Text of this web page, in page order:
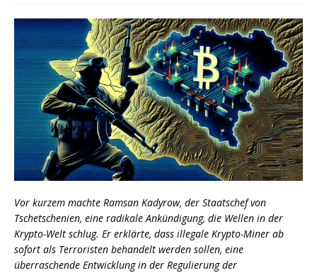
Vor kurzem machte Ramsan Kadyrow, der Staatschef von
Tschetschenien, eine radikale Ankündigung, die Wellen in der
Krypto-Welt schlug. Er erklärte, dass illegale Krypto-Miner ab
sofort als Terroristen behandelt werden sollen, eine
überraschende Entwicklung in der Regulierung der